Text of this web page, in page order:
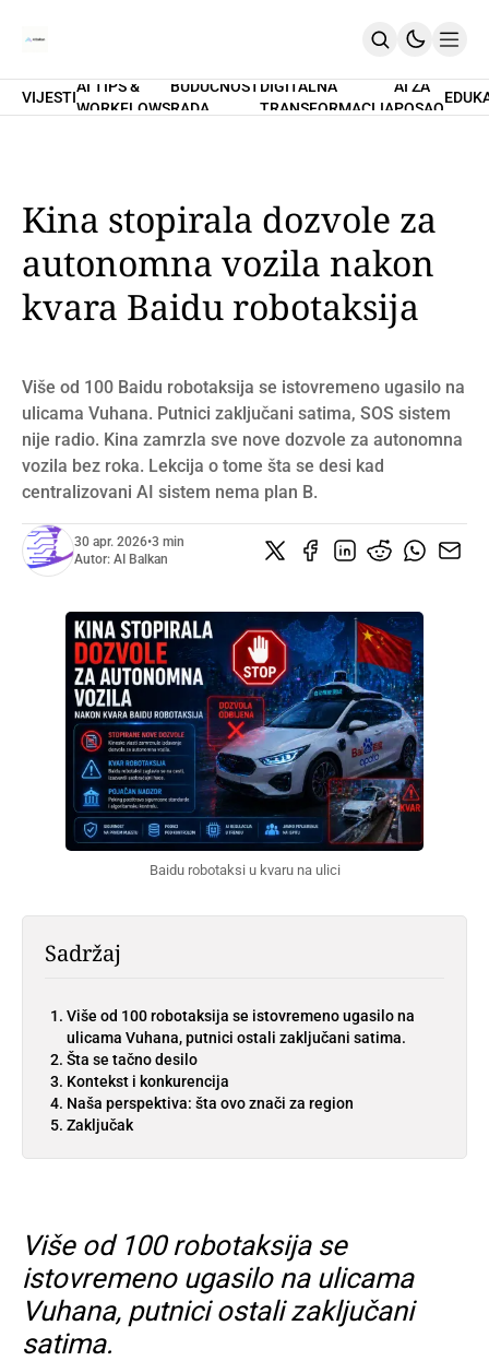
Home
PRETPLATI SE
VIJESTI
AI TIPS &
WORKFLOWS
BUDUĆNOST
RADA
DIGITALNA
TRANSFORMACIJA
AI ZA
POSAO
Kina stopirala dozvole za
autonomna vozila nakon
kvara Baidu robotaksija
Više od 100 Baidu robotaksija se istovremeno ugasilo na
ulicama Vuhana. Putnici zaključani satima, SOS sistem
nije radio. Kina zamrzla sve nove dozvole za autonomna
vozila bez roka. Lekcija o tome šta se desi kad
centralizovani AI sistem nema plan B.
30 apr. 2026•3 min
Autor: AI Balkan
Baidu robotaksi u kvaru na ulici
Sadržaj
Više od 100 robotaksija se istovremeno ugasilo na
ulicama Vuhana, putnici ostali zaključani satima.
Šta se tačno desilo
Kontekst i konkurencija
Naša perspektiva: šta ovo znači za region
Zaključak
Više od 100 robotaksija se
istovremeno ugasilo na ulicama
Vuhana, putnici ostali zaključani
satima.